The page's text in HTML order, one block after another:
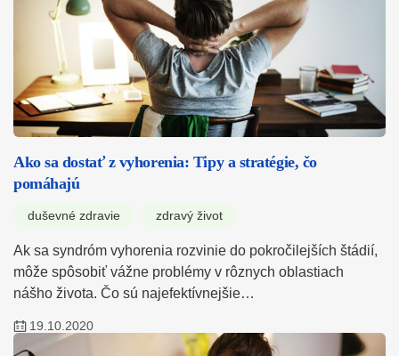
Ako sa dostať z vyhorenia: Tipy a stratégie, čo
pomáhajú
duševné zdravie zdravý život
Ak sa syndróm vyhorenia rozvinie do pokročilejších štádií,
môže spôsobiť vážne problémy v rôznych oblastiach
nášho života. Čo sú najefektívnejšie…
19.10.2020